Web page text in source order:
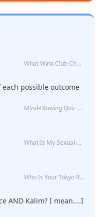
What Winx Club Character Are You?
possible outcome
Mind-Blowing Quiz Reveals: Will I Be Alone Forever?
What Is My Sexual Orientation: Uncovered
Who Is Your Tokyo Revengers Boyfriend?
AND Kalim? I mean....I